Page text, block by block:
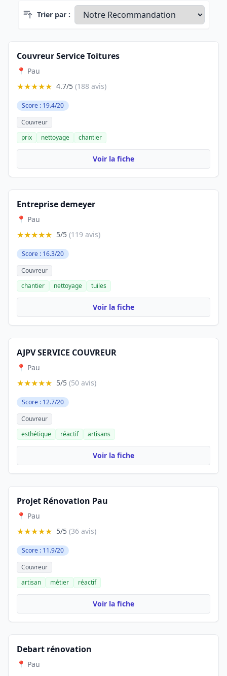
Trier par :
Couvreur Service Toitures
📍 Pau
★★★★★ 4.7/5 (188 avis)
Score : 19.4/20
Couvreur
prix
nettoyage chantier
Voir la fiche
Entreprise demeyer
📍 Pau
★★★★★ 5/5 (119 avis)
Score : 16.3/20
Couvreur
chantier
nettoyage tuiles
Voir la fiche
AJPV SERVICE COUVREUR
📍 Pau
★★★★★ 5/5 (50 avis)
Score : 12.7/20
Couvreur
esthétique
réactif artisans
Voir la fiche
Projet Rénovation Pau
📍 Pau
★★★★★ 5/5 (36 avis)
Score : 11.9/20
Couvreur
artisan
métier réactif
Voir la fiche
Debart rénovation
📍 Pau